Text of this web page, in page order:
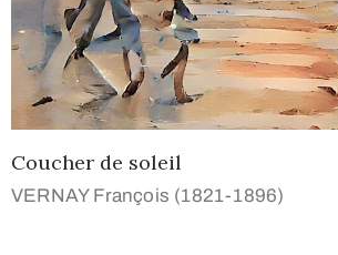
Coucher de soleil
VERNAY François (1821-1896)